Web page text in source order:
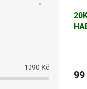
1090 Kč
99